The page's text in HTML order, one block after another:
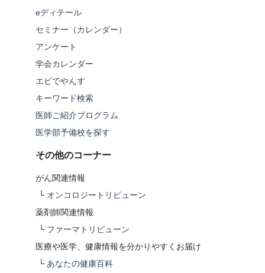
eディテール
セミナー（カレンダー）
アンケート
学会カレンダー
エビでやんす
キーワード検索
医師ご紹介プログラム
医学部予備校を探す
その他のコーナー
がん関連情報
└ オンコロジートリビューン
薬剤師関連情報
└ ファーマトリビューン
医療や医学、健康情報を分かりやすくお届け
└ あなたの健康百科